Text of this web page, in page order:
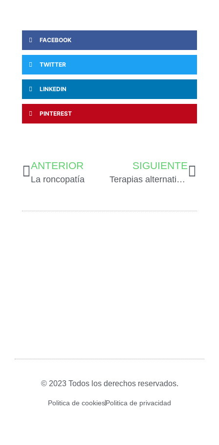
FACEBOOK
TWITTER
LINKEDIN
PINTEREST
ANTERIOR
La roncopatía
SIGUIENTE
Terapias alternativas para mejorar la salud
© 2023 Todos los derechos reservados.
Politica de cookiesPolitica de privacidad